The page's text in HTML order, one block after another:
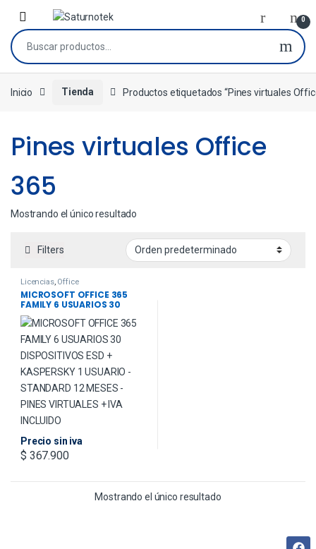
0
Inicio Tienda Productos etiquetados “Pines virtuales
Pines virtuales Office
365
Mostrando el único resultado
Filters
Licencias, Office
MICROSOFT OFFICE 365
FAMILY 6 USUARIOS 30
DISPOSITIVOS ESD +
KASPERSKY 1 USUARIO –
STANDARD 12 MESES – PINES
VIRTUALES + IVA INCLUIDO
Precio sin iva
$ 367.900
Mostrando el único resultado